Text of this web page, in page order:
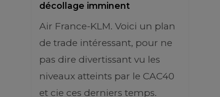
décollage imminent
Air France-KLM. Voici un plan
de trade intéressant, pour ne
pas dire divertissant vu les
niveaux atteints par le CAC40
et cie ces derniers temps.